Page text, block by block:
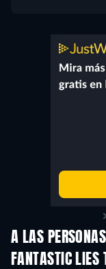
A LAS
FANTASTIC LIES